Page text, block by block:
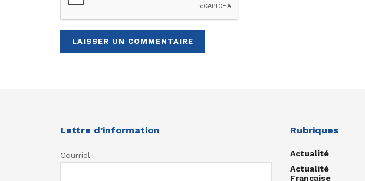
Lettre d’information
Courriel
Rubriques
Actualité
Actualité
Française